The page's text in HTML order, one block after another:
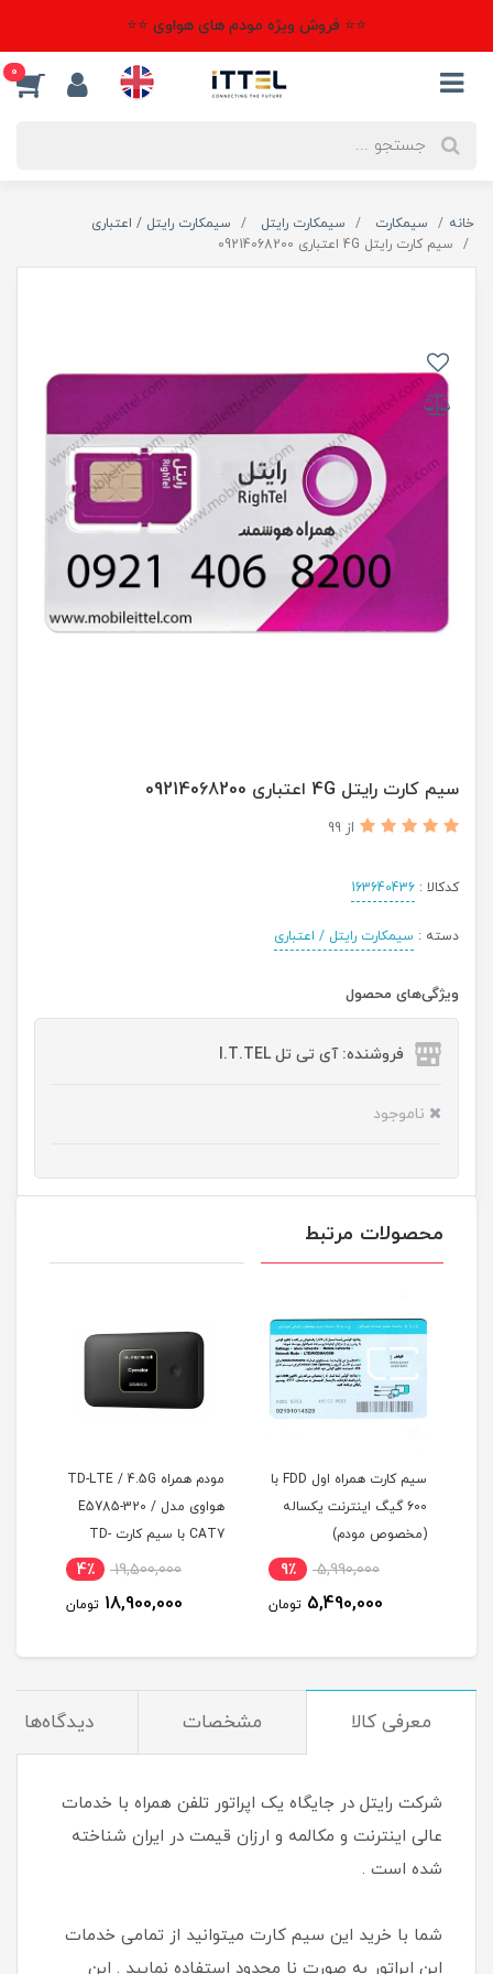
⭐⭐ فروش ویژه مودم های هواوی ⭐⭐
0
خانه سیمکارت سیمکارت رایتل
سیمکارت رایتل / اعتباری
سیم کارت رایتل 4G اعتباری 09214068200
سیم کارت رایتل 4G اعتباری 09214068200
از 99
کدکالا : 163640436
دسته : سیمکارت رایتل / اعتباری
ویژگی‌های محصول
فروشنده: آی تی تل I.T.TEL
ناموجود
محصولات مرتبط
مودم همراه TD-LTE / 4.5G
هواوی مدل E5785-320 /
LTE و اینترنت 100 گیگ19,500,000
18,900,000
مودم آنلاک ایرانسل مدل
TF-i60H1 هوآوی با
اینترنت شش ماهه
15,000,000
14,500,000
معرفی کالا مشخصات دیدگاه‌ها
شرکت رایتل در جایگاه یک اپراتور تلفن همراه با خدمات
عالی اینترنت و مکالمه و ارزان قیمت در ایران شناخته
شده است .
شما با خرید این سیم کارت میتوانید از تمامی خدمات
این اپراتور به صورت نا محدود استفاده نمایید . این